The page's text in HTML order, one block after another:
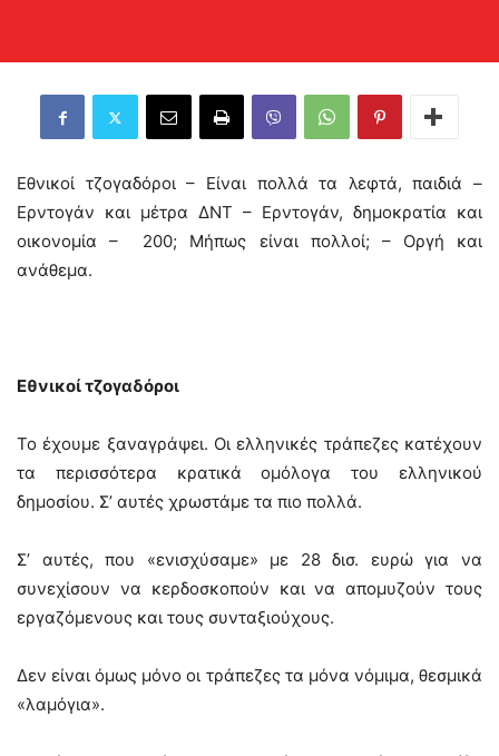
Εθνικοί τζογαδόροι – Είναι πολλά τα λεφτά, παιδιά –
Ερντογάν και μέτρα ΔΝΤ – Ερντογάν, δημοκρατία και
οικονομία – 200; Μήπως είναι πολλοί; – Οργή και
ανάθεμα.
Εθνικοί τζογαδόροι
Το έχουμε ξαναγράψει. Οι ελληνικές τράπεζες κατέχουν
τα περισσότερα κρατικά ομόλογα του ελληνικού
δημοσίου. Σ’ αυτές χρωστάμε τα πιο πολλά.
Σ’ αυτές, που «ενισχύσαμε» με 28 δισ. ευρώ για να
συνεχίσουν να κερδοσκοπούν και να απομυζούν τους
εργαζόμενους και τους συνταξιούχους.
Δεν είναι όμως μόνο οι τράπεζες τα μόνα νόμιμα, θεσμικά
«λαμόγια».